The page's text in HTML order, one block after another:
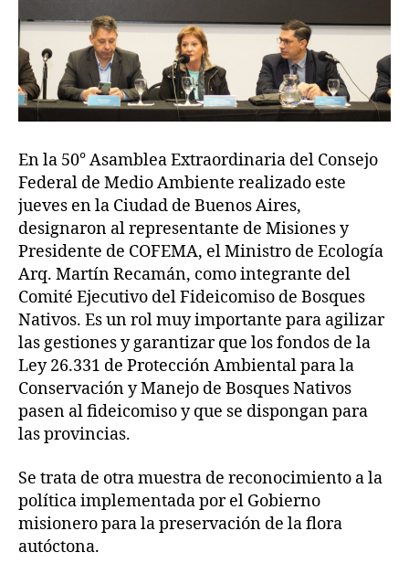
En la 50° Asamblea Extraordinaria del Consejo
Federal de Medio Ambiente realizado este
jueves en la Ciudad de Buenos Aires,
designaron al representante de Misiones y
Presidente de COFEMA, el Ministro de Ecología
Arq. Martín Recamán, como integrante del
Comité Ejecutivo del Fideicomiso de Bosques
Nativos. Es un rol muy importante para agilizar
las gestiones y garantizar que los fondos de la
Ley 26.331 de Protección Ambiental para la
Conservación y Manejo de Bosques Nativos
pasen al fideicomiso y que se dispongan para
las provincias.
Se trata de otra muestra de reconocimiento a la
política implementada por el Gobierno
misionero para la preservación de la flora
autóctona.